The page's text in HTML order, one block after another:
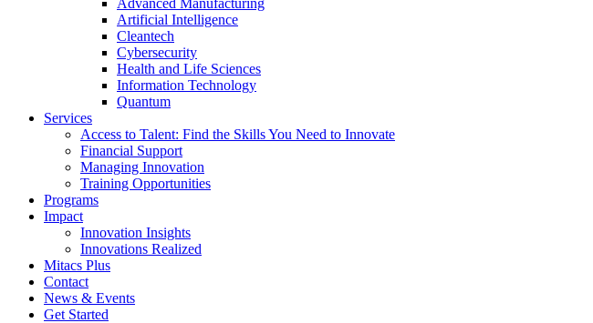
Advanced Manufacturing
Artificial Intelligence
Cleantech
Cybersecurity
Health and Life Sciences
Information Technology
Quantum
Services
Access to Talent: Find the Skills You Need to Innovate
Financial Support
Managing Innovation
Training Opportunities
Programs
Impact
Innovation Insights
Innovations Realized
Mitacs Plus
Contact
News & Events
Get Started